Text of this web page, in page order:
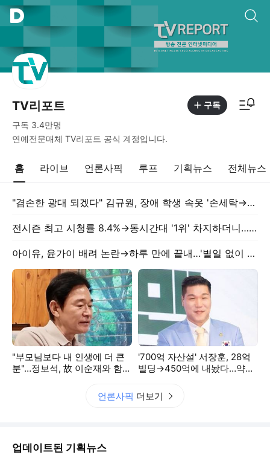
TV리포트 구독
구독 3.4만명
연예전문매체 TV리포트 공식 계정입니다.
홈 라이브 언론사픽 루프 기획뉴스 전체뉴스
"겸손한 광대 되겠다" 김규원, 장애 학생 속옷 '손세탁→졸업식 참석'까지…뒤늦은 전해진 미담
전시즌 최고 시청률 8.4%→동시간대 '1위' 차지하더니…톱스타 필두로 화려한 귀환 예고한 韓 예능 ('틈만나면')
아이유, 윤가이 배려 논란→하루 만에 끝내…'별일 없이 산다' 삭제 엔딩 [RE:스타]
"부모님보다 내 인생에 더 큰
분"…정보석, 故 이순재와 함께
'700억 자산설' 서장훈, 28억
빌딩→450억에 내놨다…약
언론사픽 더보기
업데이트된 기획뉴스